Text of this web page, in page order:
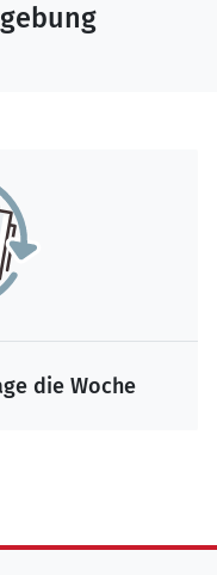
die Woche